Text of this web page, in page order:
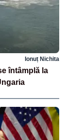
Ionuț Nichita
întâmplă la